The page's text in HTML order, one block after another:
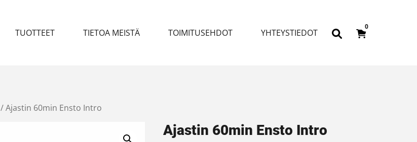
TUOTTEET TIETOA MEISTÄ TOIMITUSEHDOT YHTEYSTIEDOT
0
/ Ajastin 60min Ensto Intro
Ajastin 60min Ensto Intro